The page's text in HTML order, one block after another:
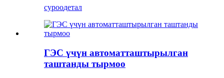
суроодетал
ГЭС үчүн автоматташтырылган
таштанды тырмоо